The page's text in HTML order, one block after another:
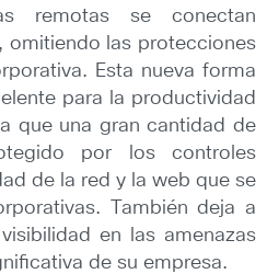
remotas se conectan
omitiendo las protecciones
Esta nueva forma
para la productividad
que una gran cantidad de
por los controles
de la red y la web que se
También deja a
en las amenazas
de su empresa.